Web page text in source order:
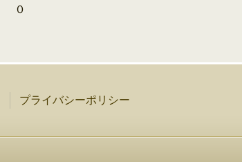
０
プライバシーポリシー